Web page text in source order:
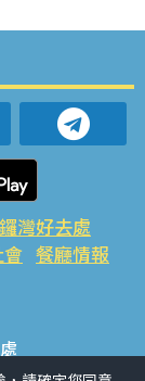
灣好去處
餐廳情報
好去處 社會